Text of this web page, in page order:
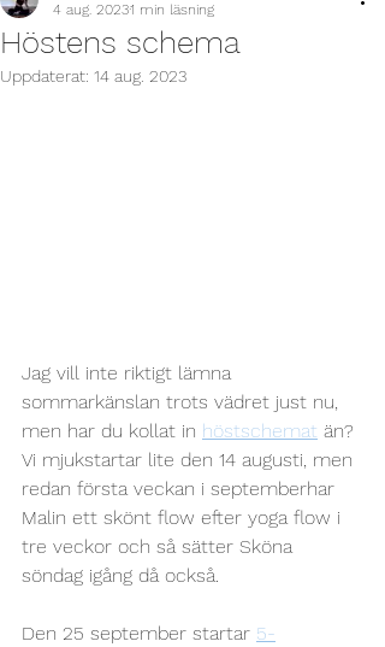
Höstens schema
4 aug. 20231 min läsning
Uppdaterat: 14 aug. 2023
Jag vill inte riktigt lämna
sommarkänslan trots vädret just nu,
men har du kollat in höstschemat än?
Vi mjukstartar lite den 14 augusti, men
redan första veckan i septemberhar
Malin ett skönt flow efter yoga flow i
tre veckor och så sätter Sköna
söndag igång då också.
Den 25 september startar 5-